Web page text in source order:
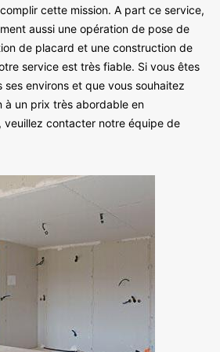
cette mission. A part ce service,
aussi une opération de pose de
de placard et une construction de
service est très fiable. Si vous êtes
ses environs et que vous souhaitez
à un prix très abordable en
veuillez contacter notre équipe de